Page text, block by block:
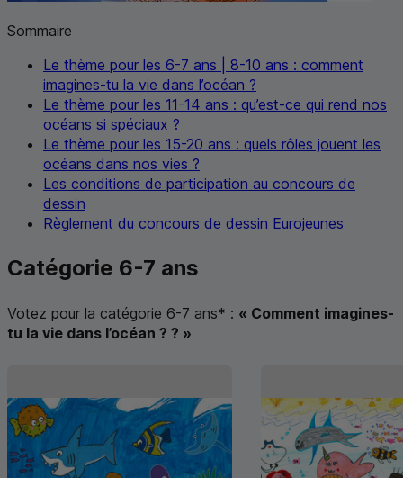
Sommaire
Le thème pour les 6-7 ans | 8-10 ans : comment
imagines-tu la vie dans l’océan ?
Le thème pour les 11-14 ans : qu’est-ce qui rend nos
océans si spéciaux ?
Le thème pour les 15-20 ans : quels rôles jouent les
océans dans nos vies ?
Les conditions de participation au concours de
dessin
Règlement du concours de dessin Eurojeunes
Catégorie 6-7 ans
Votez pour la catégorie 6-7 ans* : « Comment imagines-
tu la vie dans l’océan ? ? »